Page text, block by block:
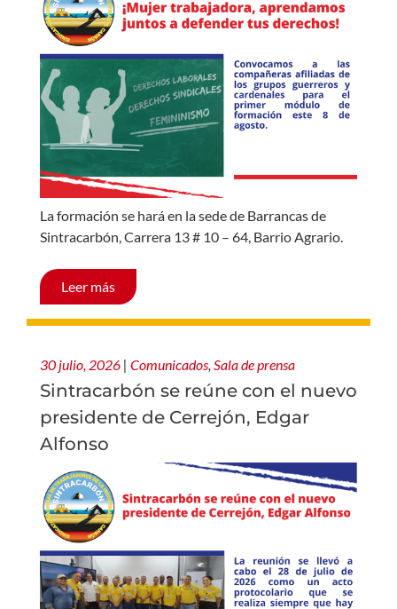
La formación se hará en la sede de Barrancas de
Sintracarbón, Carrera 13 # 10 – 64, Barrio Agrario.
Leer más
30 julio, 2026 | Comunicados, Sala de prensa
Sintracarbón se reúne con el nuevo
presidente de Cerrejón, Edgar
Alfonso